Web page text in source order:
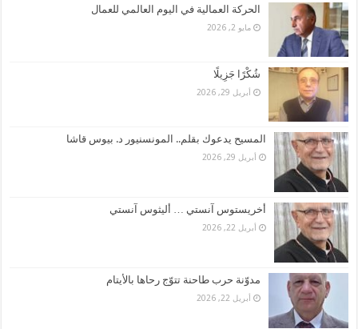
الحركة العمالية في اليوم العالمي للعمال
مايو 2, 2026
شُكْرًا جَزِيلًا
أبريل 29, 2026
المسيح يدعوك بقلم.. المونسنيور د. بيوس قاشا
أبريل 29, 2026
أخريستوس آنستي … أليثوس آنستي
أبريل 22, 2026
مدوّنة حرب طاحنة تتوّج رحاها بالأيتام
أبريل 22, 2026